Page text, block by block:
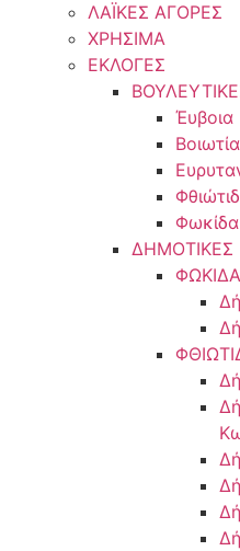
ΛΑΪΚΕΣ ΑΓΟΡΕΣ
ΧΡΗΣΙΜΑ
ΕΚΛΟΓΕΣ
Έυβοια
Βοιωτία
Φωκίδα
ΔΗΜΟΤΙΚΕΣ
ΦΩΚΙΔΑ